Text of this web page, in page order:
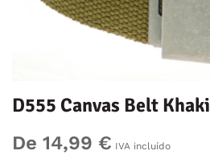
D555 Canvas Belt Khaki
De 14,99 € IVA incluído